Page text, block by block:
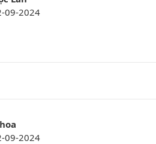
09-2024
09-2024